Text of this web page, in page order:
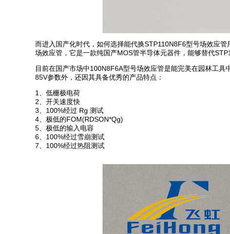
而进入国产化时代，如何选择能代换STP110N8F6型号场效应
场效应管，它是一款纯国产MOS管半导体元器件，能够替代
目前在国产市场中100N8F6A型号场效应管是能完美在园林工具
85V参数外，还因其具备优秀的产品特点：
1、低栅极电荷
2、开关速度快
3、100%经过 Rg 测试
4、极低的FOM(RDSON*Qg)
5、极低的输入电容
6、100%经过雪崩测试
7、100%经过热阻测试